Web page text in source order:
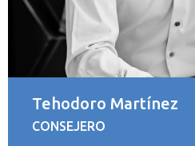
Tehodoro Martínez
CONSEJERO